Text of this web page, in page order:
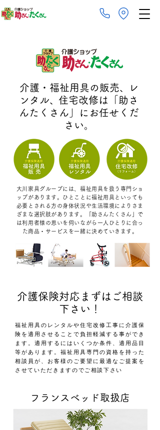
介護・福祉用具の販売、
レ
ンタル、 住宅改修は​「助さ
んたくさん」にお任せくだ
さい。
大川家具グループには、福祉用具を扱う専門ショ
ップがあります。ひとことに福祉用具といっても
必要とされる方の身体状況や生活環境によりさま
ざまな選択肢があります。「助さんたくさん」で
は利用者様の思いを伺いながら一人ひとりに合っ
た商品・サービスを一緒に決めていきます。
介護保険対応まずはご相談
下さい！
福祉用具のレンタルや住宅改修工事に介護保
険を適用させることで負担軽減する事ができ
ます。適用するにはいくつか条件、適用品目
等があります。福祉用具専門の資格を持った
相談員が、お客様のご要望に最適なご提案を
させていただきますのでご相談下さい
フランスベッド取扱店